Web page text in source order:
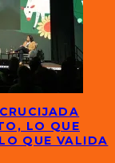
LO QUE
QUE VALIDA